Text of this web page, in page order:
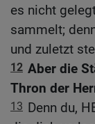
es nicht
sammelt;
und zuletzt
12 Aber die
Thron der
13 Denn du,